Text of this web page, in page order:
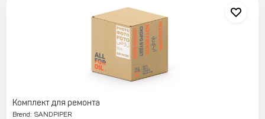
Комплект для ремонта
Brend: SANDPIPER